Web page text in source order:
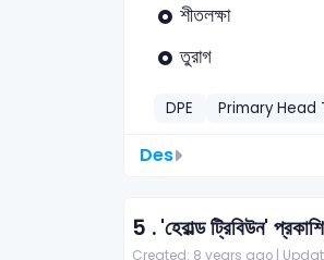
শীতলক্ষা
তুরাগ
DPE Primary Head
Des
5 .'হেরাল্ড ট্রিবিউন'
Created: 8 years ago |